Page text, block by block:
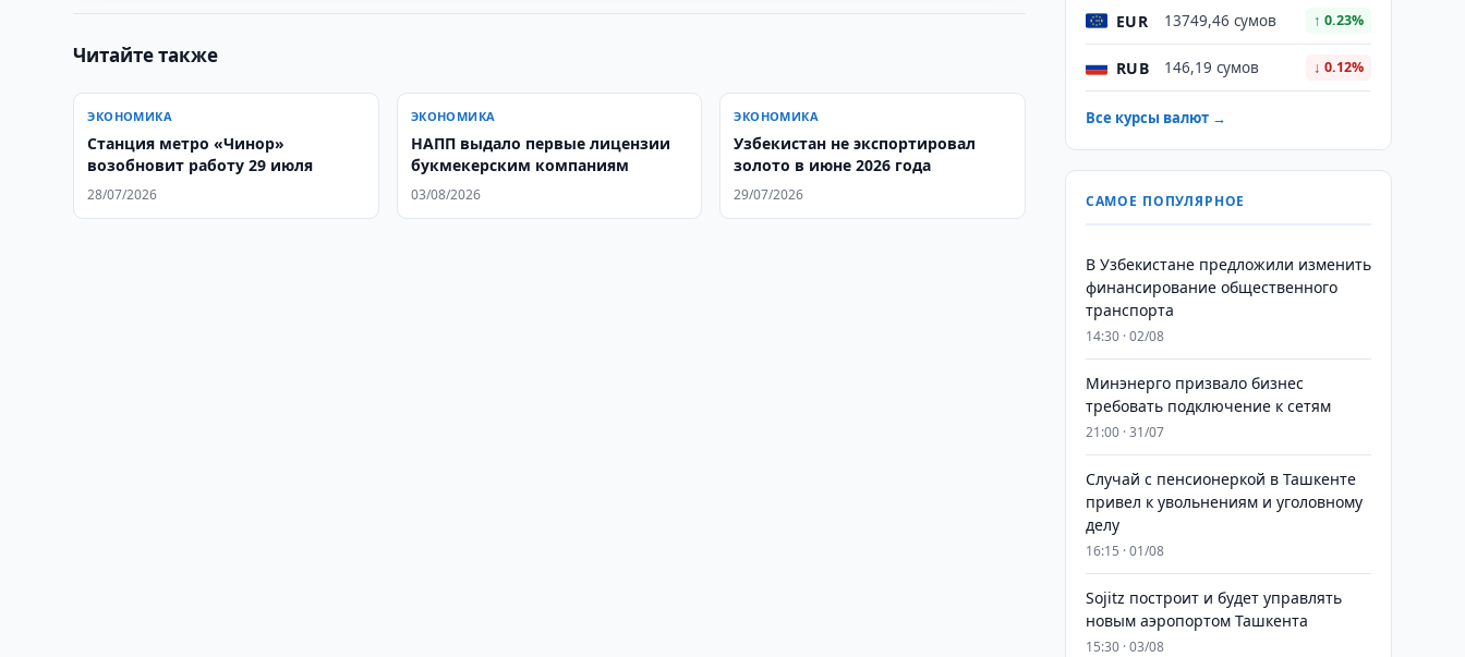
Читайте также
ЭКОНОМИКА
Станция метро «Чинор»
возобновит работу 29 июля
28/07/2026
ЭКОНОМИКА
НАПП выдало первые лицензии
букмекерским компаниям
03/08/2026
ЭКОНОМИКА
Узбекистан не экспортировал
золото в июне 2026 года
29/07/2026
EUR 13749,46 сумов ↑ 0.23%
RUB 146,19 сумов ↓ 0.12%
Все курсы валют →
САМОЕ ПОПУЛЯРНОЕ
В Узбекистане предложили изменить
финансирование общественного
транспорта
14:30 · 02/08
Минэнерго призвало бизнес
требовать подключение к сетям
21:00 · 31/07
Случай с пенсионеркой в Ташкенте
привел к увольнениям и уголовному
делу
16:15 · 01/08
Sojitz построит и будет управлять
новым аэропортом Ташкента
15:30 · 03/08